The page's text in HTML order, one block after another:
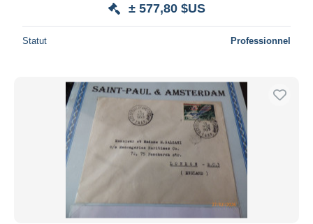
Prix
Uniquement en réduction
Livraison gratuite
Méthodes de paiement
Mastercard
± 577,80 $US
Statut Professionnel